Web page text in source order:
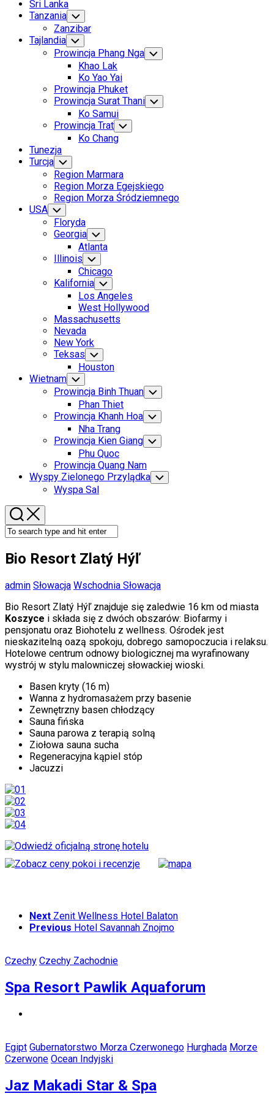
Sri Lanka
Tanzania Toggle
Child
Menu
Zanzibar
Tajlandia Toggle
Child
Menu
Prowincja Phang Nga Toggle
Child
Khao Lak
Ko Yao Yai
Prowincja Phuket
Prowincja Surat Thani Toggle
Child
Ko Samui
Prowincja Trat Toggle
Child
Menu
Ko Chang
Tunezja
Turcja Toggle
Child
Menu
Region Marmara
Region Morza Egejskiego
Region Morza Śródziemnego
USA Toggle
Child
Menu
Floryda
Georgia Toggle
Child
Menu
Atlanta
Illinois Toggle
Child
Menu
Chicago
Kalifornia Toggle
Child
Menu
Los Angeles
West Hollywood
Massachusetts
Nevada
New York
Teksas Toggle
Child
Menu
Houston
Wietnam Toggle
Child
Menu
Prowincja Binh Thuan Toggle
Child
Menu
Phan Thiet
Prowincja Khanh Hoa Toggle
Child
Menu
Nha Trang
Prowincja Kien Giang Toggle
Child
Phu Quoc
Prowincja Quang Nam
Wyspy Zielonego Przylądka Toggle
Child
Wyspa Sal
Bio Resort Zlatý Hýľ
admin Słowacja Wschodnia Słowacja
Bio Resort Zlatý Hýľ znajduje się zaledwie 16 km od miasta
Koszyce i składa się z dwóch obszarów: Biofarmy i
pensjonatu oraz Biohotelu z wellness. Ośrodek jest
nieskazitelną oazą spokoju, dobrego samopoczucia i relaksu.
Hotelowe centrum odnowy biologicznej ma wyrafinowany
wystrój w stylu malowniczej słowackiej wioski.
Basen kryty (16 m)
Wanna z hydromasażem przy basenie
Zewnętrzny basen chłodzący
Sauna fińska
Sauna parowa z terapią solną
Ziołowa sauna sucha
Regeneracyjna kąpiel stóp
Jacuzzi
Next Zenit Wellness Hotel Balaton
Previous Hotel Savannah Znojmo
Czechy Czechy Zachodnie
Spa Resort Pawlik Aquaforum
Egipt Gubernatorstwo Morza Czerwonego Hurghada Morze
Czerwone Ocean Indyjski
Jaz Makadi Star & Spa